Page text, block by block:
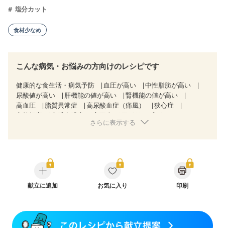
塩分カット
食材少なめ
こんな病気・お悩みの方向けのレシピです
健康的な食生活・病気予防 血圧が高い
中性脂肪が高い
尿酸値が高い
肝機能の値が高い
腎機能の値が高い
高血圧
脂質異常症 高尿酸血症（痛風）
狭心症
心筋梗塞
心臓弁膜症 心不全
胃ポリープ
過敏性腸症候群（IBS）
乳がん（ホルモン療法中）
乳がん（放射線治療中）
乳がん治療を終えた方・経過観察中の方など
飲み込みにくい
食欲がない 消化不良
妊娠中(初期)
妊婦健診・血糖値が気になる（初期）
さらに表示する
献立に追加 お気に入り 印刷